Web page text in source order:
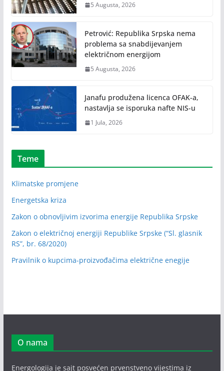
5 Augusta, 2026
Petrović: Republika Srpska nema
problema sa snabdijevanjem
električnom energijom
5 Augusta, 2026
Janafu produžena licenca OFAK-a,
nastavlja se isporuka nafte NIS-u
1 Jula, 2026
Teme
Klimatske promjene
Energetska kriza
Zakon o obnovljivim izvorima energije Republika Srpske
Zakon o električnoj energiji Republike Srpske (“Sl. glasnik
RS”, br. 68/2020)
Pravilnik o kupcima-proizvođačima električne enegije
O nama
Energologija je sajt posvećen prvenstveno vijestima iz